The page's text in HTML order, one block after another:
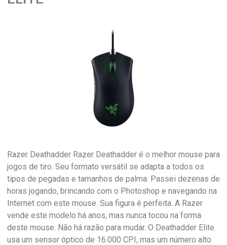
Razer Deathadder Razer Deathadder é o melhor mouse para
jogos de tiro. Seu formato versátil se adapta a todos os
tipos de pegadas e tamanhos de palma. Passei dezenas de
horas jogando, brincando com o Photoshop e navegando na
Internet com este mouse. Sua figura é perfeita. A Razer
vende este modelo há anos, mas nunca tocou na forma
deste mouse. Não há razão para mudar. O Deathadder Elite
usa um sensor óptico de 16.000 CPI, mas um número alto